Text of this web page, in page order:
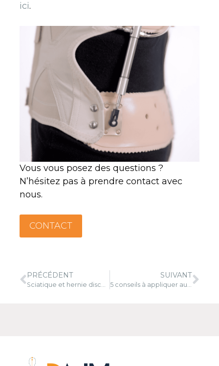
ici.
Vous vous posez des questions ?
N’hésitez pas à prendre contact avec
nous.
CONTACT
PRÉCÉDENT
Sciatique et hernie discale, les réponses aux questions
SUIVANT
5 conseils à appliquer aujourd’hui pour éviter d’avoir mal au dos